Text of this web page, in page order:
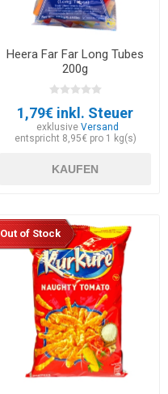
Heera Far Far Long Tubes
200g
1,79€ inkl. Steuer
exklusive Versand
entspricht 8,95€ pro 1 kg(s)
KAUFEN
Out of Stock